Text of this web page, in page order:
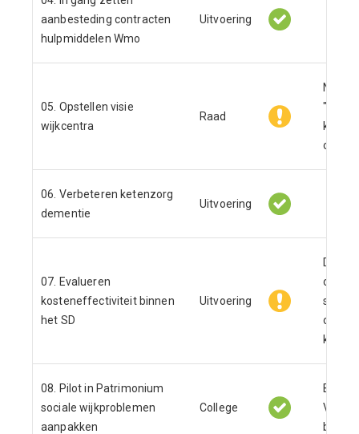
aanbesteding contracten
hulpmiddelen Wmo
Uitvoering
05. Opstellen visie
wijkcentra
Raad
Na de
kan
06. Verbeteren ketenzorg
dementie
Uitvoering
07. Evalueren
kosteneffectiviteit binnen
het SD
Uitvoering
08. Pilot in Patrimonium
sociale wijkproblemen
aanpakken
College
basis.